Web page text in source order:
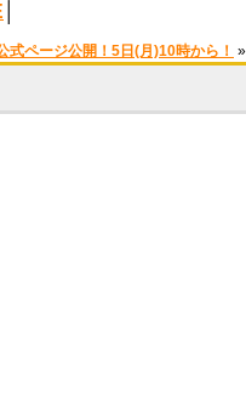
式ページ公開！5日(月)10時から！ »